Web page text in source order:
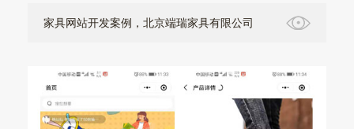
家具网站开发案例，北京端瑞家具有限公司